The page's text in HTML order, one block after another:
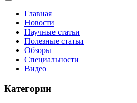
Главная
Новости
Научные статьи
Полезные статьи
Обзоры
Специальности
Видео
Категории